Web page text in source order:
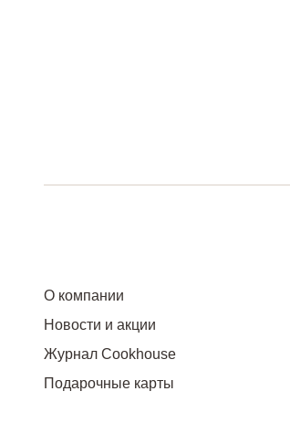
О компании
Новости и акции
Журнал Cookhouse
Подарочные карты